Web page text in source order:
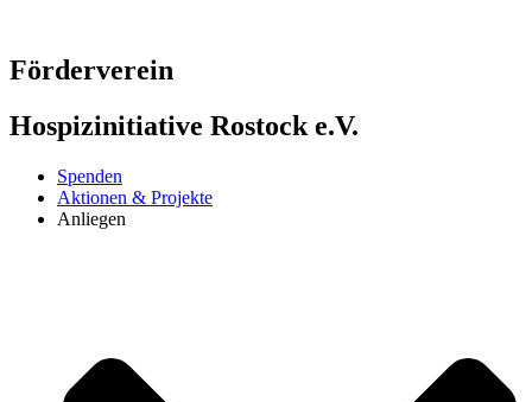
springen
Förderverein
Hospizinitiative Rostock e.V.
Spenden
Aktionen & Projekte
Anliegen